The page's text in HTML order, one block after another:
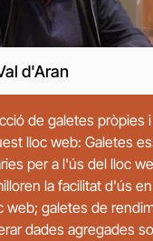
d'Aran
01/03/1944
de galetes pròpies
lloc web: Galetes
per a l'ús del lloc
la facilitat d'ús
web; galetes de
dades agregades